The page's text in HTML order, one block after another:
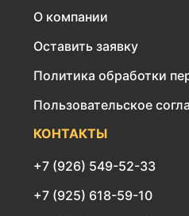
О компании
Оставить заявку
Политика обработки
Пользовательское
КОНТАКТЫ
+7 (926) 549-52-33
+7 (925) 618-59-10